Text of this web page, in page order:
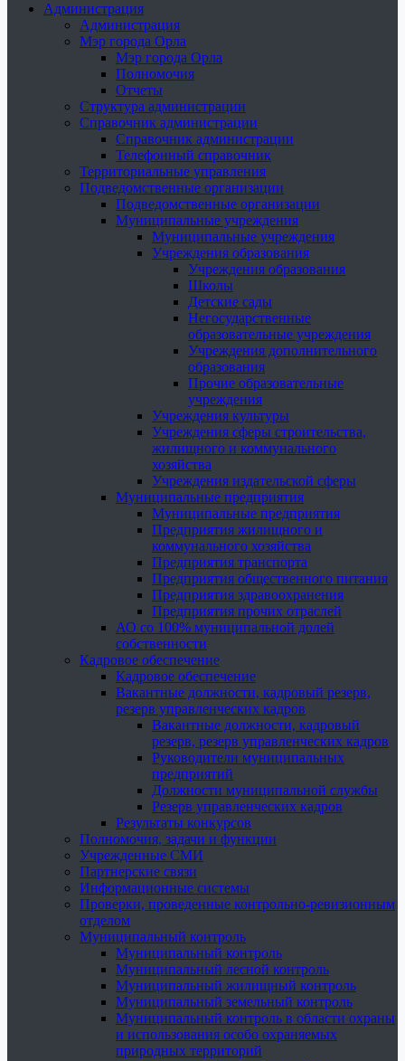
Администрация
Администрация
Мэр города Орла
Мэр города Орла
Полномочия
Отчеты
Структура администрации
Справочник администрации
Справочник администрации
Телефонный справочник
Территориальные управления
Подведомственные организации
Подведомственные организации
Муниципальные учреждения
Муниципальные учреждения
Учреждения образования
Учреждения образования
Школы
Детские сады
Негосударственные
образовательные учреждения
Учреждения дополнительного
образования
Прочие образовательные
учреждения
Учреждения культуры
Учреждения сферы строительства,
жилищного и коммунального
хозяйства
Учреждения издательской сферы
Муниципальные предприятия
Муниципальные предприятия
Предприятия жилищного и
коммунального хозяйства
Предприятия транспорта
Предприятия общественного питания
Предприятия здравоохранения
Предприятия прочих отраслей
АО со 100% муниципальной долей
собственности
Кадровое обеспечение
Кадровое обеспечение
Вакантные должности, кадровый резерв,
резерв управленческих кадров
Вакантные должности, кадровый
резерв, резерв управленческих кадров
Руководители муниципальных
предприятий
Должности муниципальной службы
Резерв управленческих кадров
Результаты конкурсов
Полномочия, задачи и функции
Учрежденные СМИ
Партнерские связи
Информационные системы
Проверки, проведенные контрольно-ревизионным
отделом
Муниципальный контроль
Муниципальный контроль
Муниципальный лесной контроль
Муниципальный жилищный контроль
Муниципальный земельный контроль
Муниципальный контроль в области охраны
и использования особо охраняемых
природных территорий